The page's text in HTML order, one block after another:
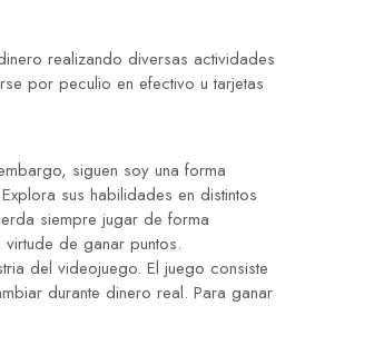
realizando diversas actividades
por peculio en efectivo u tarjetas
siguen soy una forma
sus habilidades en distintos
siempre jugar de forma
de ganar puntos.
del videojuego. El juego consiste
durante dinero real. Para ganar